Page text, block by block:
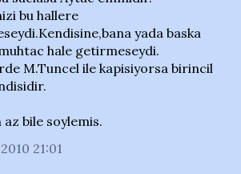
bu hallere
yada baska
hale getirmeseydi.
M.Tuncel ile kapisiyorsa birincil
bile soylemis.
21:01